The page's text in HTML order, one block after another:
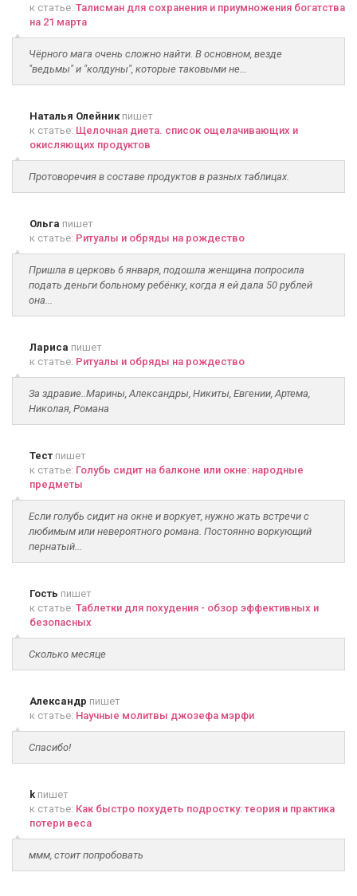
к статье: Талисман для сохранения и приумножения богатства
на 21 марта
Чёрного мага очень сложно найти. В основном, везде
"ведьмы" и "колдуны", которые таковыми не...
Наталья Олейникпишет
к статье: Щелочная диета. список ощелачивающих и
окисляющих продуктов
Протоворечия в составе продуктов в разных таблицах.
Ольга пишет
к статье: Ритуалы и обряды на рождество
Пришла в церковь 6 января, подошла женщина попросила
подать деньги больному ребёнку, когда я ей дала 50 рублей
она...
Лариса пишет
к статье: Ритуалы и обряды на рождество
За здравие..Марины, Александры, Никиты, Евгении, Артема,
Николая, Романа
Тест пишет
к статье: Голубь сидит на балконе или окне: народные
предметы
Если голубь сидит на окне и воркует, нужно жать встречи с
любимым или невероятного романа. Постоянно воркующий
пернатый...
Гость пишет
к статье: Таблетки для похудения - обзор эффективных и
безопасных
Сколько месяце
Александр пишет
к статье: Научные молитвы джозефа мэрфи
Спасибо!
k пишет
к статье: Как быстро похудеть подростку: теория и практика
потери веса
ммм, стоит попробовать